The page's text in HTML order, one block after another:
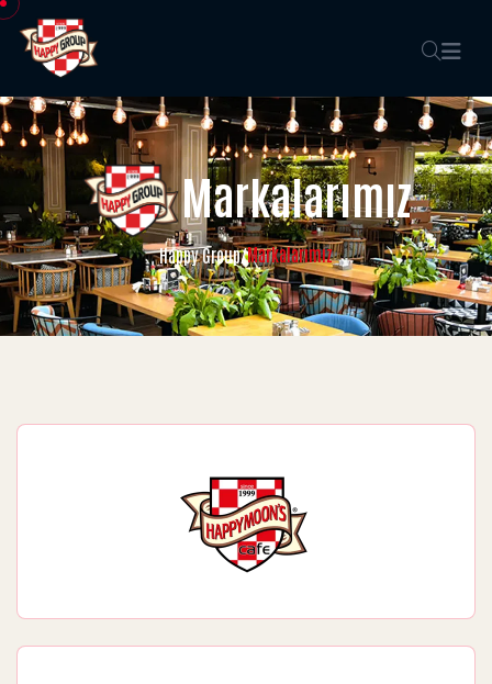
Markalarımız
Happy Group/Markalarımız